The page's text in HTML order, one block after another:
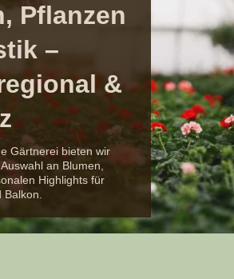
Pflanzen
–
&
Gärtnerei bieten wir
an Blumen,
Highlights für